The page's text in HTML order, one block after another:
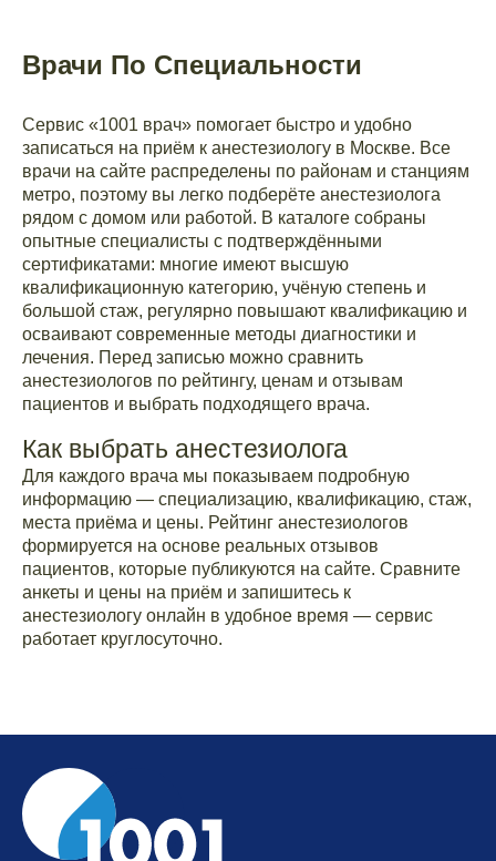
Врачи По Специальности
Сервис «1001 врач» помогает быстро и удобно
записаться на приём к анестезиологу в Москве. Все
врачи на сайте распределены по районам и станциям
метро, поэтому вы легко подберёте анестезиолога
рядом с домом или работой. В каталоге собраны
опытные специалисты с подтверждёнными
сертификатами: многие имеют высшую
квалификационную категорию, учёную степень и
большой стаж, регулярно повышают квалификацию и
осваивают современные методы диагностики и
лечения. Перед записью можно сравнить
анестезиологов по рейтингу, ценам и отзывам
пациентов и выбрать подходящего врача.
Как выбрать анестезиолога
Для каждого врача мы показываем подробную
информацию — специализацию, квалификацию, стаж,
места приёма и цены. Рейтинг анестезиологов
формируется на основе реальных отзывов
пациентов, которые публикуются на сайте. Сравните
анкеты и цены на приём и запишитесь к
анестезиологу онлайн в удобное время — сервис
работает круглосуточно.